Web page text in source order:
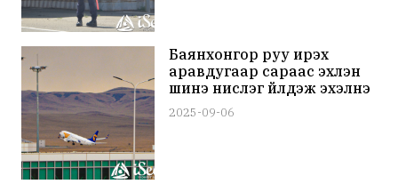
Баянхонгор руу ирэх
аравдугаар сараас эхлэн
шинэ нислэг үйлдэж эхэлнэ
2025-09-06